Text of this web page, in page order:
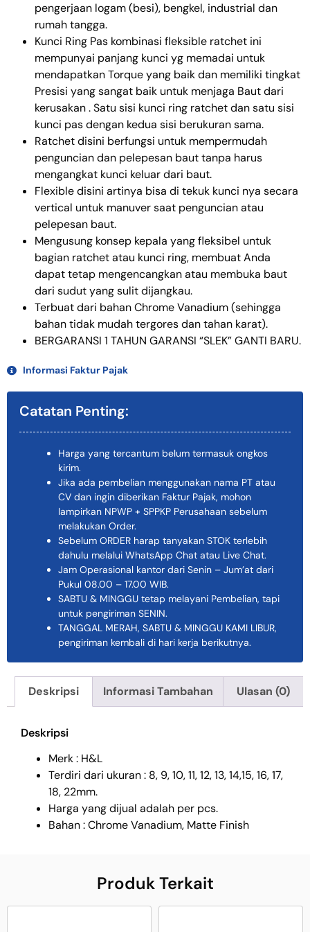
pengerjaan logam (besi), bengkel, industrial dan
rumah tangga.
Kunci Ring Pas kombinasi fleksible ratchet ini
mempunyai panjang kunci yg memadai untuk
mendapatkan Torque yang baik dan memiliki tingkat
Presisi yang sangat baik untuk menjaga Baut dari
kerusakan . Satu sisi kunci ring ratchet dan satu sisi
kunci pas dengan kedua sisi berukuran sama.
Ratchet disini berfungsi untuk mempermudah
penguncian dan pelepesan baut tanpa harus
mengangkat kunci keluar dari baut.
Flexible disini artinya bisa di tekuk kunci nya secara
vertical untuk manuver saat penguncian atau
pelepesan baut.
Mengusung konsep kepala yang fleksibel untuk
bagian ratchet atau kunci ring, membuat Anda
dapat tetap mengencangkan atau membuka baut
dari sudut yang sulit dijangkau.
Terbuat dari bahan Chrome Vanadium (sehingga
bahan tidak mudah tergores dan tahan karat).
BERGARANSI 1 TAHUN GARANSI “SLEK” GANTI BARU.
Informasi Faktur Pajak
Catatan Penting:
Harga yang tercantum belum termasuk ongkos
kirim.
Jika ada pembelian menggunakan nama PT atau
CV dan ingin diberikan Faktur Pajak, mohon
lampirkan NPWP + SPPKP Perusahaan sebelum
melakukan Order.
Sebelum ORDER harap tanyakan STOK terlebih
dahulu melalui WhatsApp Chat atau Live Chat.
Jam Operasional kantor dari Senin – Jum’at dari
Pukul 08.00 – 17.00 WIB.
SABTU & MINGGU tetap melayani Pembelian, tapi
untuk pengiriman SENIN.
TANGGAL MERAH, SABTU & MINGGU KAMI LIBUR,
pengiriman kembali di hari kerja berikutnya.
Deskripsi Informasi Tambahan Ulasan (0)
Deskripsi
Merk : H&L
Terdiri dari ukuran : 8, 9, 10, 11, 12, 13, 14,15, 16, 17,
18, 22mm.
Harga yang dijual adalah per pcs.
Bahan : Chrome Vanadium, Matte Finish
Produk Terkait